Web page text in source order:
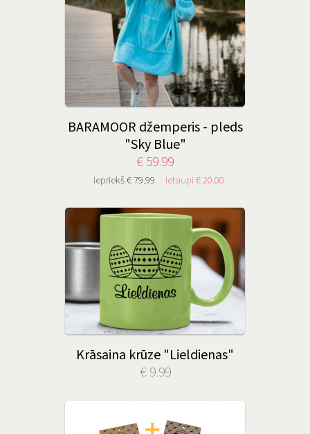
BARAMOOR džemperis - pleds
"Sky Blue"
€ 59.99
iepriekš € 79.99 ietaupi € 20.00
Krāsaina krūze "Lieldienas"
€ 9.99